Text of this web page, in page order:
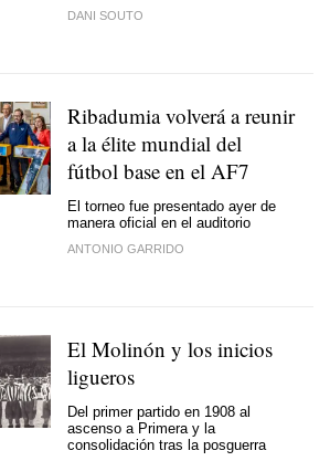
DANI SOUTO
Ribadumia volverá a reunir
a la élite mundial del
fútbol base en el AF7
El torneo fue presentado ayer de
manera oficial en el auditorio
ANTONIO GARRIDO
El Molinón y los inicios
ligueros
Del primer partido en 1908 al
ascenso a Primera y la
consolidación tras la posguerra